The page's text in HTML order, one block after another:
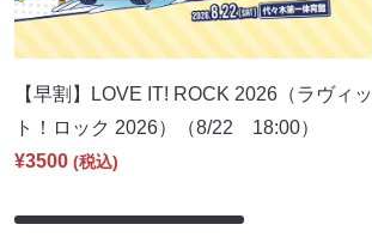
【早割】LOVE IT! ROCK 2026（ラヴィッ
ト！ロック 2026）（8/22 18:00）
¥3500 (税込)